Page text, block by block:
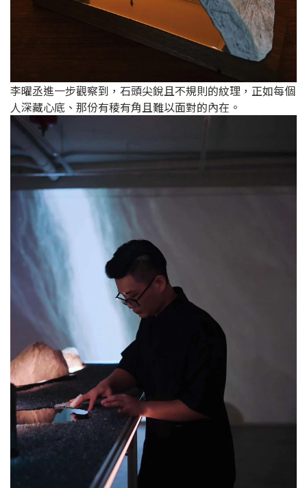
李曜丞進一步觀察到，石頭尖銳且不規則的紋理，正如每個
人深藏心底、那份有稜有角且難以面對的內在。